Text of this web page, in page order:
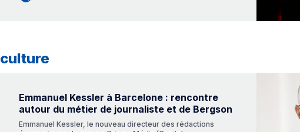
culture
Emmanuel Kessler à Barcelone : rencontre
autour du métier de journaliste et de Bergson
Emmanuel Kessler, le nouveau directeur des rédactions